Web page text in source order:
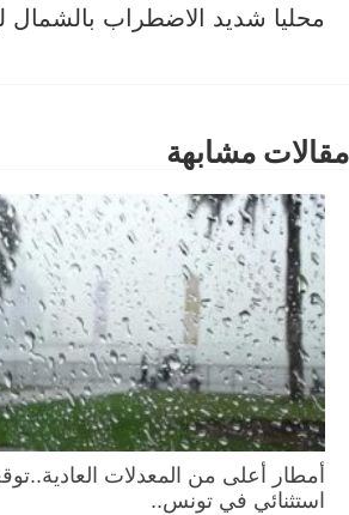
محليا شديد الاضطراب بالشمال
مقالات مشابهة
أمطار أعلى من المعدلات
استثنائي في تونس..